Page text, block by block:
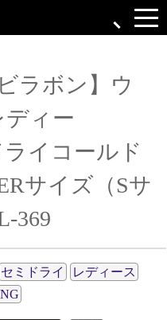
ラボン】ウ
ィー
コールド
サイズ（Sサ
369
セミドライ
レディース